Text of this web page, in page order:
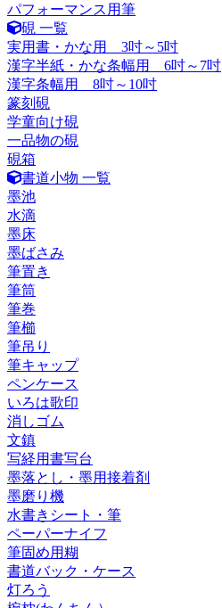
パフォーマンス用筆
硯 一覧
実用書・かな用 3吋～5吋
漢字半紙・かな条幅用 6吋～7吋
漢字条幅用 8吋～10吋
篆刻硯
学童向け硯
一品物の硯
硯箱
書道小物 一覧
墨池
水滴
墨床
墨ばさみ
筆置き
筆筒
筆巻
筆櫛
筆吊り
筆キャップ
ペンケース
いろは歌印
消しゴム
文鎮
写経用書写台
墨落とし・墨用接着剤
墨磨り機
水書きシート・筆
ペーパーナイフ
筆固め用糊
書道バック・ケース
灯ろう